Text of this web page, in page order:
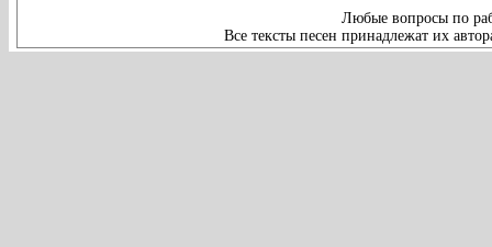
Любые вопросы по
Все тексты песен принадлежат их